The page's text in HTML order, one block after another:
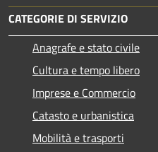
CATEGORIE DI SERVIZIO
Anagrafe e stato civile
Cultura e tempo libero
Imprese e Commercio
Catasto e urbanistica
Mobilità e trasporti